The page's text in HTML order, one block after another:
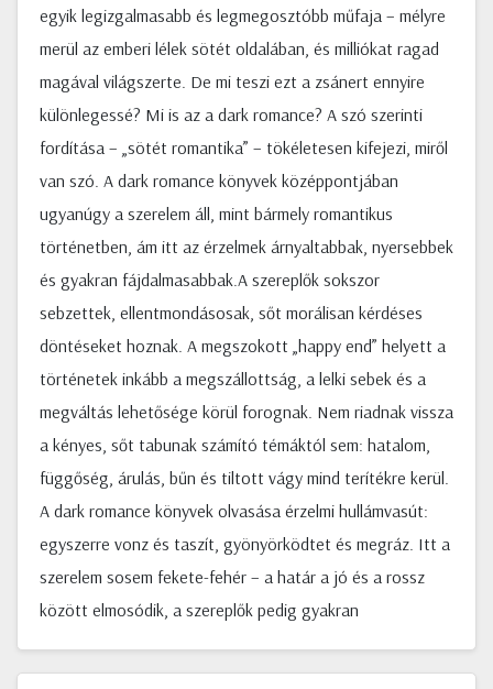
egyik legizgalmasabb és legmegosztóbb műfaja – mélyre
merül az emberi lélek sötét oldalában, és milliókat ragad
magával világszerte. De mi teszi ezt a zsánert ennyire
különlegessé? Mi is az a dark romance? A szó szerinti
fordítása – „sötét romantika” – tökéletesen kifejezi, miről
van szó. A dark romance könyvek középpontjában
ugyanúgy a szerelem áll, mint bármely romantikus
történetben, ám itt az érzelmek árnyaltabbak, nyersebbek
és gyakran fájdalmasabbak.A szereplők sokszor
sebzettek, ellentmondásosak, sőt morálisan kérdéses
döntéseket hoznak. A megszokott „happy end” helyett a
történetek inkább a megszállottság, a lelki sebek és a
megváltás lehetősége körül forognak. Nem riadnak vissza
a kényes, sőt tabunak számító témáktól sem: hatalom,
függőség, árulás, bűn és tiltott vágy mind terítékre kerül.
A dark romance könyvek olvasása érzelmi hullámvasút:
egyszerre vonz és taszít, gyönyörködtet és megráz. Itt a
szerelem sosem fekete-fehér – a határ a jó és a rossz
között elmosódik, a szereplők pedig gyakran